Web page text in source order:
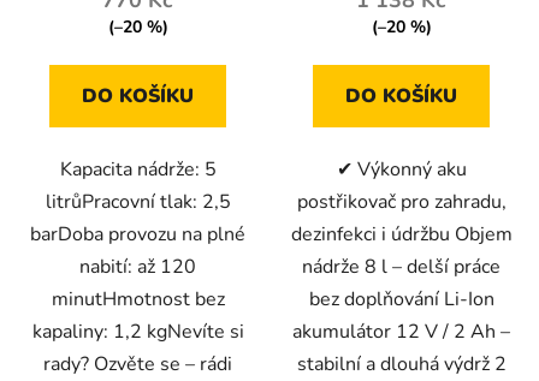
(–20 %)
DO KOŠÍKU
Kapacita nádrže: 5
litrůPracovní tlak: 2,5
barDoba provozu na plné
nabití: až 120
minutHmotnost bez
kapaliny: 1,2 kgNevíte si
rady? Ozvěte se – rádi
(–20 %)
DO KOŠÍKU
✔ Výkonný aku
postřikovač pro zahradu,
dezinfekci i údržbu Objem
nádrže 8 l – delší práce
bez doplňování Li-Ion
akumulátor 12 V / 2 Ah –
stabilní a dlouhá výdrž 2